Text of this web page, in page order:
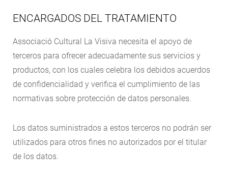
ENCARGADOS DEL TRATAMIENTO
Associació Cultural La Visiva necesita el apoyo de
terceros para ofrecer adecuadamente sus servicios y
productos, con los cuales celebra los debidos acuerdos
de confidencialidad y verifica el cumplimiento de las
normativas sobre protección de datos personales.
Los datos suministrados a estos terceros no podrán ser
utilizados para otros fines no autorizados por el titular
de los datos.